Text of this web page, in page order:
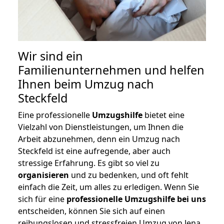
Wir sind ein
Familienunternehmen und helfen
Ihnen beim Umzug nach
Steckfeld
Eine professionelle Umzugshilfe bietet eine
Vielzahl von Dienstleistungen, um Ihnen die
Arbeit abzunehmen, denn ein Umzug nach
Steckfeld ist eine aufregende, aber auch
stressige Erfahrung. Es gibt so viel zu
organisieren und zu bedenken, und oft fehlt
einfach die Zeit, um alles zu erledigen. Wenn Sie
sich für eine professionelle Umzugshilfe bei uns
entscheiden, können Sie sich auf einen